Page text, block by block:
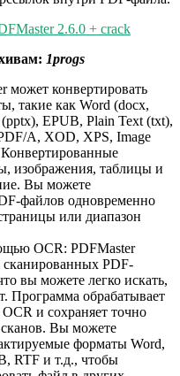
2.6.0 + crack
1progs
может конвертировать
такие как Word (docx,
EPUB, Plain Text (txt),
A, XOD, XPS, Image
изображения, таблицы и
Вы можете
файлов одновременно
или диапазон
OCR: PDFMaster
сканированных PDF-
вы можете легко искать,
Программа обрабатывает
и сохраняет точно
Вы можете
форматы Word,
RTF и т.д., чтобы